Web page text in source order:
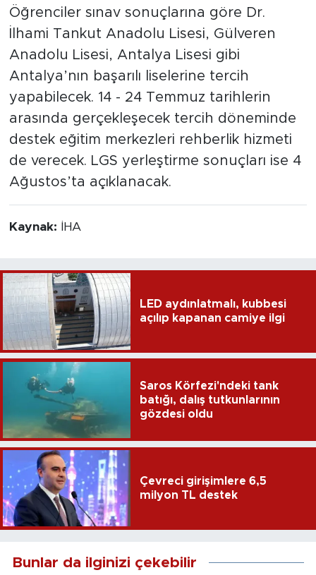
Öğrenciler sınav sonuçlarına göre Dr.
İlhami Tankut Anadolu Lisesi, Gülveren
Anadolu Lisesi, Antalya Lisesi gibi
Antalya’nın başarılı liselerine tercih
yapabilecek. 14 - 24 Temmuz tarihlerin
arasında gerçekleşecek tercih döneminde
destek eğitim merkezleri rehberlik hizmeti
de verecek. LGS yerleştirme sonuçları ise 4
Ağustos’ta açıklanacak.
Kaynak: İHA
LED aydınlatmalı, kubbesi
açılıp kapanan camiye ilgi
Saros Körfezi'ndeki tank
batığı, dalış tutkunlarının
gözdesi oldu
Çevreci girişimlere 6,5
milyon TL destek
Bunlar da ilginizi çekebilir